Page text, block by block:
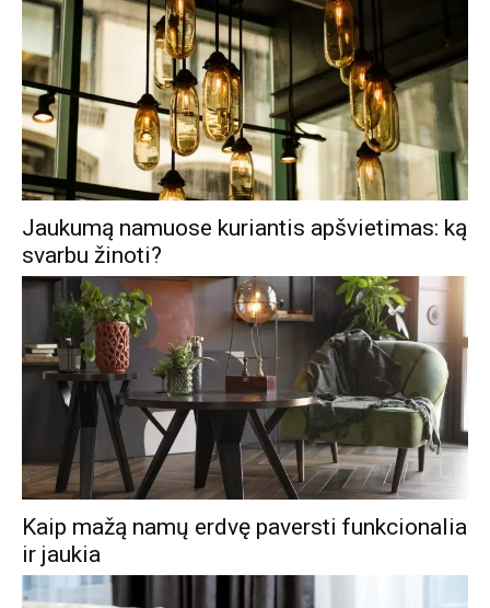
Jaukumą namuose kuriantis apšvietimas: ką
svarbu žinoti?
Kaip mažą namų erdvę paversti funkcionalia
ir jaukia